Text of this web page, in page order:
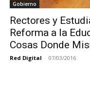
Gobierno
Rectores y
Reforma a la
Cosas Donde
Red Digital - 07/03/2016